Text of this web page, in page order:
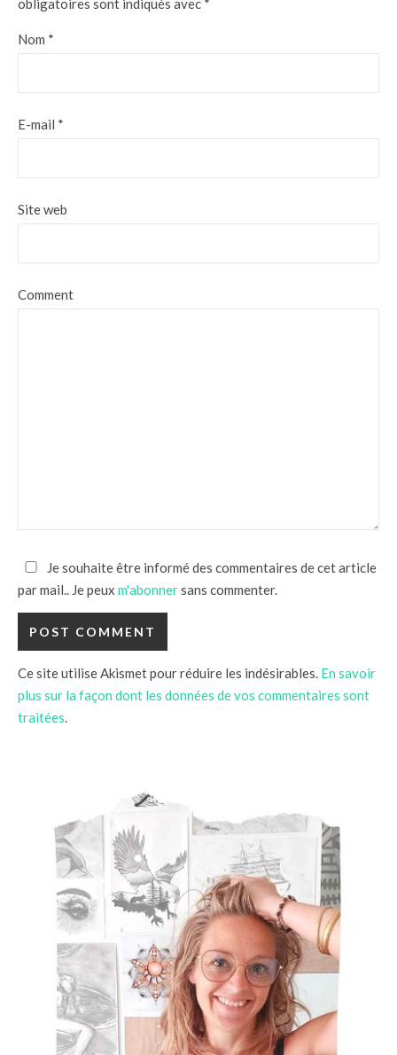
obligatoires sont indiqués avec *
Nom *
E-mail *
Site web
Comment
Je souhaite être informé des commentaires de cet article
par mail.. Je peux m'abonnersans commenter.
Ce site utilise Akismet pour réduire les indésirables. En savoir
plus sur la façon dont les données de vos commentaires sont
traitées.